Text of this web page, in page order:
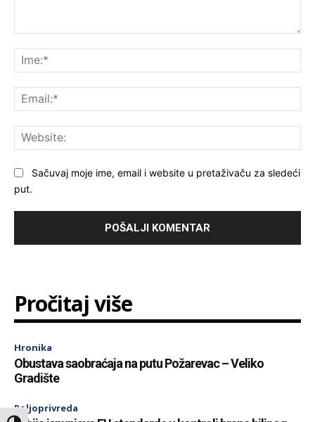
Sačuvaj moje ime, email i website u pretaživaču za sledeći
put.
Pročitaj više
Hronika
Obustava saobraćaja na putu Požarevac – Veliko
Gradište
Poljoprivreda